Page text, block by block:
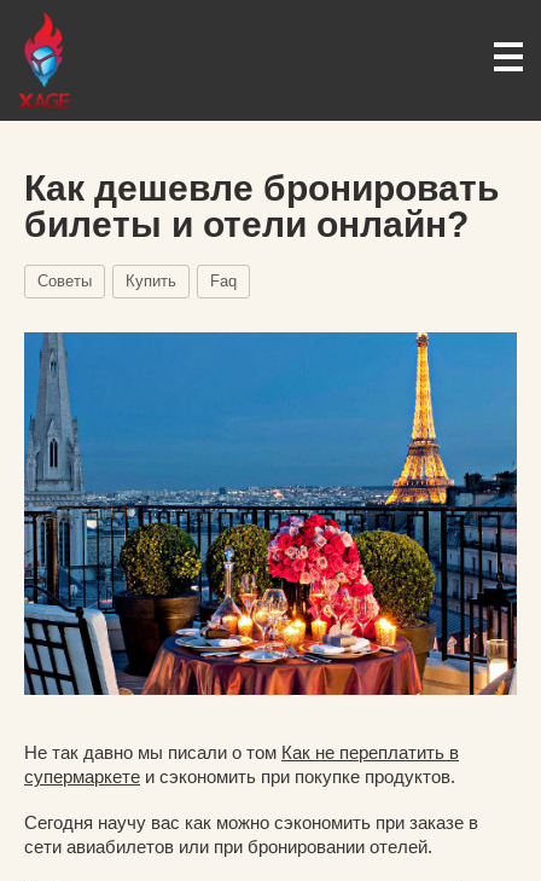
Как дешевле бронировать
билеты и отели онлайн?
Советы Купить Faq
Не так давно мы писали о том Как не переплатить в
супермаркете и сэкономить при покупке продуктов.
Сегодня научу вас как можно сэкономить при заказе в
сети авиабилетов или при бронировании отелей.